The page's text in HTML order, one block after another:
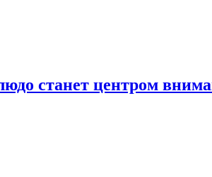
станет центром